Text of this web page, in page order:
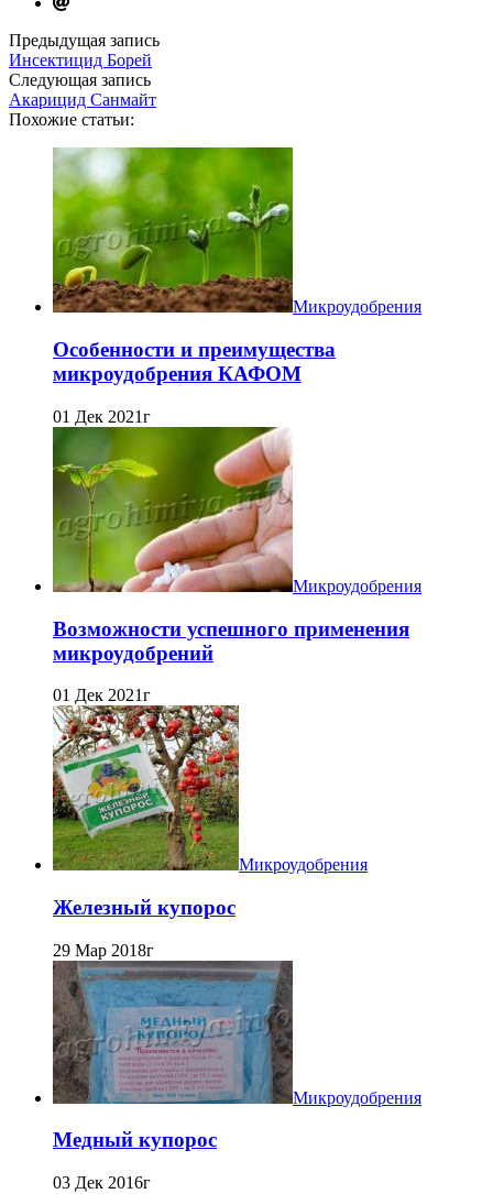
Предыдущая запись
Инсектицид Борей
Следующая запись
Акарицид Санмайт
Похожие статьи:
Микроудобрения
Особенности и преимущества
микроудобрения КАФОМ
01 Дек 2021г
Микроудобрения
Возможности успешного применения
микроудобрений
01 Дек 2021г
Микроудобрения
Железный купорос
29 Мар 2018г
Микроудобрения
Медный купорос
03 Дек 2016г